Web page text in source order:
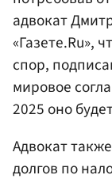
адвокат
«Газете.Ru»,
спор,
мировое
2025 оно
Адвокат
долгов по